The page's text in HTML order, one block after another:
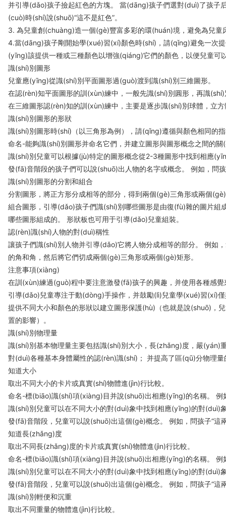
并引導(dǎo)孩子撿起紅色的方塊。 當(dāng)孩子們選對(duì)了孩子
(cuò)時(shí)說(shuō)“這不是紅色”。
3. 為兒童創(chuàng)造一個(gè)豐富多彩的環(huán)境，避免為兒
4.當(dāng)孩子剛開始學(xué)習(xí)顏色時(shí)，請(qǐng)避免一
(yīng)該提供一種或三種顏色以增強(qiáng)它們的顏色，以便兒童可以
識(shí)別圖形
兒童應(yīng)從識(shí)別平面圖形過(guò)渡到識(shí)別三維圖形。
在認(rèn)知平面圖形的訓(xùn)練中，一般先識(shí)別圓形，再識(shí)別正
在三維圖形認(rèn)知的訓(xùn)練中，主要是逐步識(shí)別球體，立方
識(shí)別圖形的形狀
識(shí)別圖形時(shí)（以三角形為例），請(qǐng)遵循與顏色相同的
命名-能夠識(shí)別圖形并命名它們，并建立圖形與圖形概念之間的關
識(shí)別兒童可以根據(jù)特定的圖形概念從2-3種圖形中找到相應(yīng)的
發(fā)音階段的孩子們可以說(shuō)出人物的名字或概念。 例如，問孩子
識(shí)別圖形的分割和組合
分割圖形，將正方形分成相等的部分，得到兩個(gè)三角形或兩個
組合圖形，引導(dǎo)孩子們識(shí)別哪些圖形是由復(fù)雜的圖片組
哪些圖形組成的。 形狀板也可用于引導(dǎo)兒童組裝。
認(rèn)識(shí)人物的對(duì)稱性
讓孩子們識(shí)別人物并引導(dǎo)它將人物分成相等的部分。 例如
的角和角，然后將它們切成兩個(gè)三角形或兩個(gè)矩形。
注意事項(xiàng)
在訓(xùn)練過(guò)程中要注意激發(fā)孩子的興趣，并使用各種感覺
引導(dǎo)兒童專注于動(dòng)手操作，并鼓勵(lì)兒童學(xué)習
提供不同大小和顏色的形狀以建立圖形保護(hù)（也就是說(shuō)，兒
置的影響）。
識(shí)別物理量
識(shí)別基本物理量主要包括識(shí)別大小，長(zhǎng)度，嚴(yán)
對(duì)各種基本身體屬性的認(rèn)識(shí)； 并提高了區(qū)分物理量
知道大小
取出不同大小的卡片或真實(shí)物體進(jìn)行比較。
命名-標(biāo)識(shí)項(xiàng)目并說(shuō)出相應(yīng)的名稱。 例如
識(shí)別兒童可以在不同大小的對(duì)象中找到相應(yīng)的對(duì)象
發(fā)音階段，兒童可以說(shuō)出這個(gè)概念。 例如，問孩子“
知道長(zhǎng)度
取出不同長(zhǎng)度的卡片或真實(shí)物體進(jìn)行比較。
命名-標(biāo)識(shí)項(xiàng)目并說(shuō)出相應(yīng)的名稱。 例
識(shí)別兒童可以在不同大小的對(duì)象中找到相應(yīng)的對(duì)
發(fā)音階段，兒童可以說(shuō)出這個(gè)概念。 例如，問孩子“這兩個
識(shí)別輕便和沉重
取出不同重量的物體進(jìn)行比較。